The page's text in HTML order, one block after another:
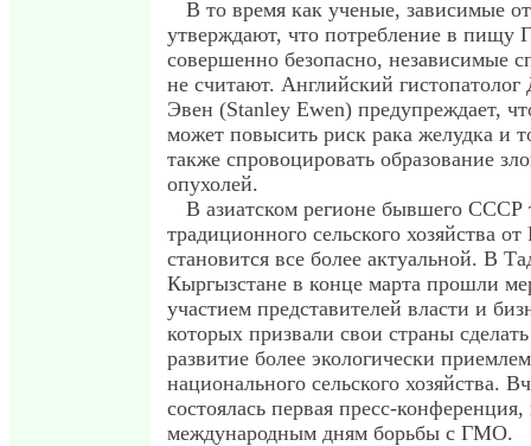
В то время как ученые, зависимые
утверждают, что потребление в пищу
совершенно безопасно, независимые
не считают. Английский
Эвен (Stanley Ewen) предупреждает,
может повысить риск рака желудка и
также спровоцировать образование
опухолей.
В азиатском регионе бывшего СССР
традиционного сельского хозяйства
становится все более актуальной. В
Кыргызстане в конце марта прошли
участием представителей власти и
которых призвали свои страны
развитие более экологически
национального сельского хозяйства.
состоялась первая пресс-
международным дням борьбы с ГМО.